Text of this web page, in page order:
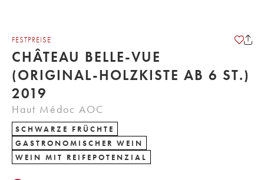
FESTPREISE
CHÂTEAU BELLE-VUE
(ORIGINAL-HOLZKISTE AB 6 ST.)
2019
Haut Médoc AOC
SCHWARZE FRÜCHTE
GASTRONOMISCHER WEIN
WEIN MIT REIFEPOTENZIAL